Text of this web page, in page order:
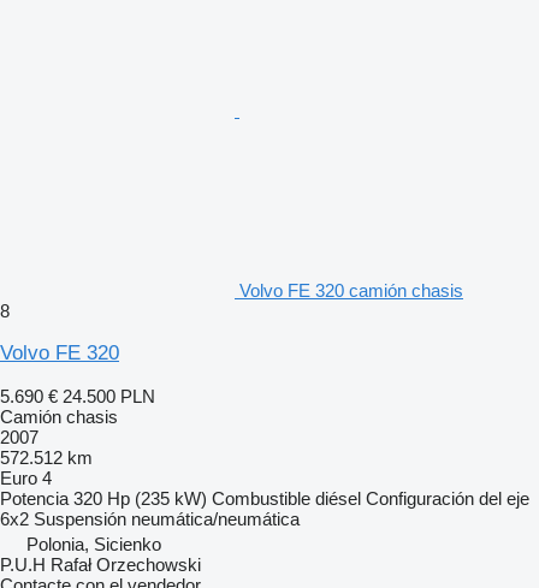
Volvo FE 320 camión chasis
8
Volvo FE 320
5.690 € 24.500 PLN
Camión chasis
2007
572.512 km
Euro 4
Potencia 320 Hp (235 kW) Combustible diésel Configuración del eje
6x2 Suspensión neumática/neumática
Polonia, Sicienko
P.U.H Rafał Orzechowski